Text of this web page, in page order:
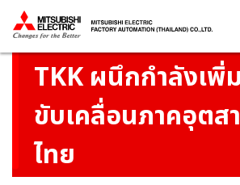
ThailandMitsubishi
TKK ผนึกกำลังเ
ขับเคลื่อนภาคอุตส
ไทย